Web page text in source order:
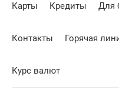
Карты Кредиты Для
Контакты Горячая
Курс валют